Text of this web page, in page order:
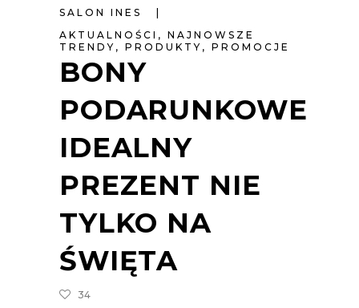
SALON INES
AKTUALNOŚCI , NAJNOWSZE
TRENDY , PRODUKTY , PROMOCJE
BONY
PODARUNKOWE
IDEALNY
PREZENT NIE
TYLKO NA
ŚWIĘTA
34